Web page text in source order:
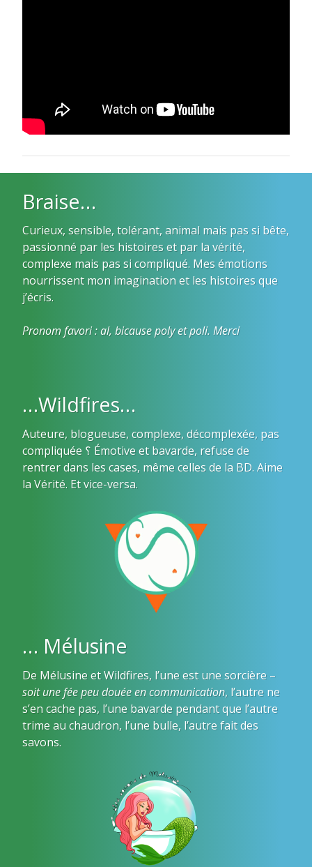
Braise…
Curieux, sensible, tolérant, animal mais pas si bête,
passionné par les histoires et par la vérité,
complexe mais pas si compliqué. Mes émotions
nourrissent mon imagination et les histoires que
j’écris.
Pronom favori : al, bicause poly et poli. Merci
…Wildfires…
Auteure, blogueuse, complexe, décomplexée, pas
compliquée ؟ Émotive et bavarde, refuse de
rentrer dans les cases, même celles de la BD. Aime
la Vérité. Et vice-versa.
… Mélusine
De Mélusine et Wildfires, l’une est une sorcière –
soit une fée peu douée en communication, l’autre ne
s’en cache pas, l’une bavarde pendant que l’autre
trime au chaudron, l’une bulle, l’autre fait des
savons.